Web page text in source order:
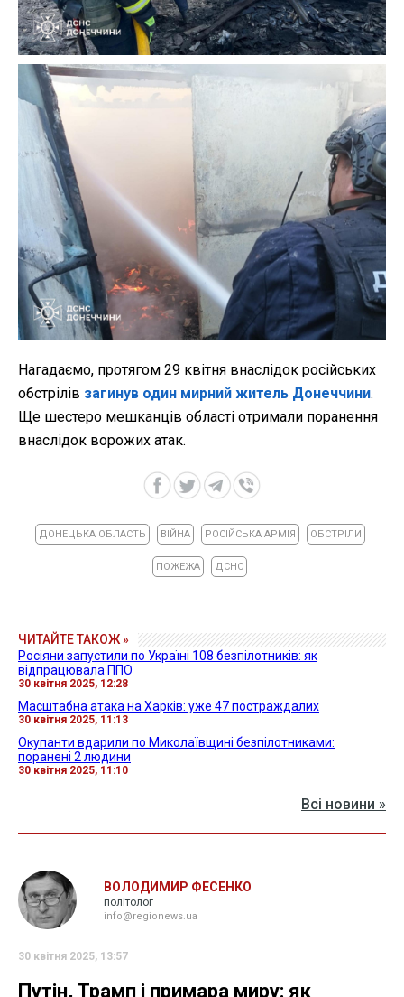
Нагадаємо, протягом 29 квітня внаслідок російських
обстрілів загинув один мирний житель Донеччини.
Ще шестеро мешканців області отримали поранення
внаслідок ворожих атак.
ДОНЕЦЬКА ОБЛАСТЬ ВІЙНА РОСІЙСЬКА АРМІЯ ОБСТРІЛИ
ПОЖЕЖА ДСНС
ЧИТАЙТЕ ТАКОЖ »
Росіяни запустили по Україні 108 безпілотників: як
відпрацювала ППО
30 квітня 2025, 12:28
Масштабна атака на Харків: уже 47 постраждалих
30 квітня 2025, 11:13
Окупанти вдарили по Миколаївщині безпілотниками:
поранені 2 людини
30 квітня 2025, 11:10
Всі новини »
ВОЛОДИМИР ФЕСЕНКО
політолог
info@regionews.ua
30 квітня 2025, 13:57
Путін, Трамп і примара миру: як